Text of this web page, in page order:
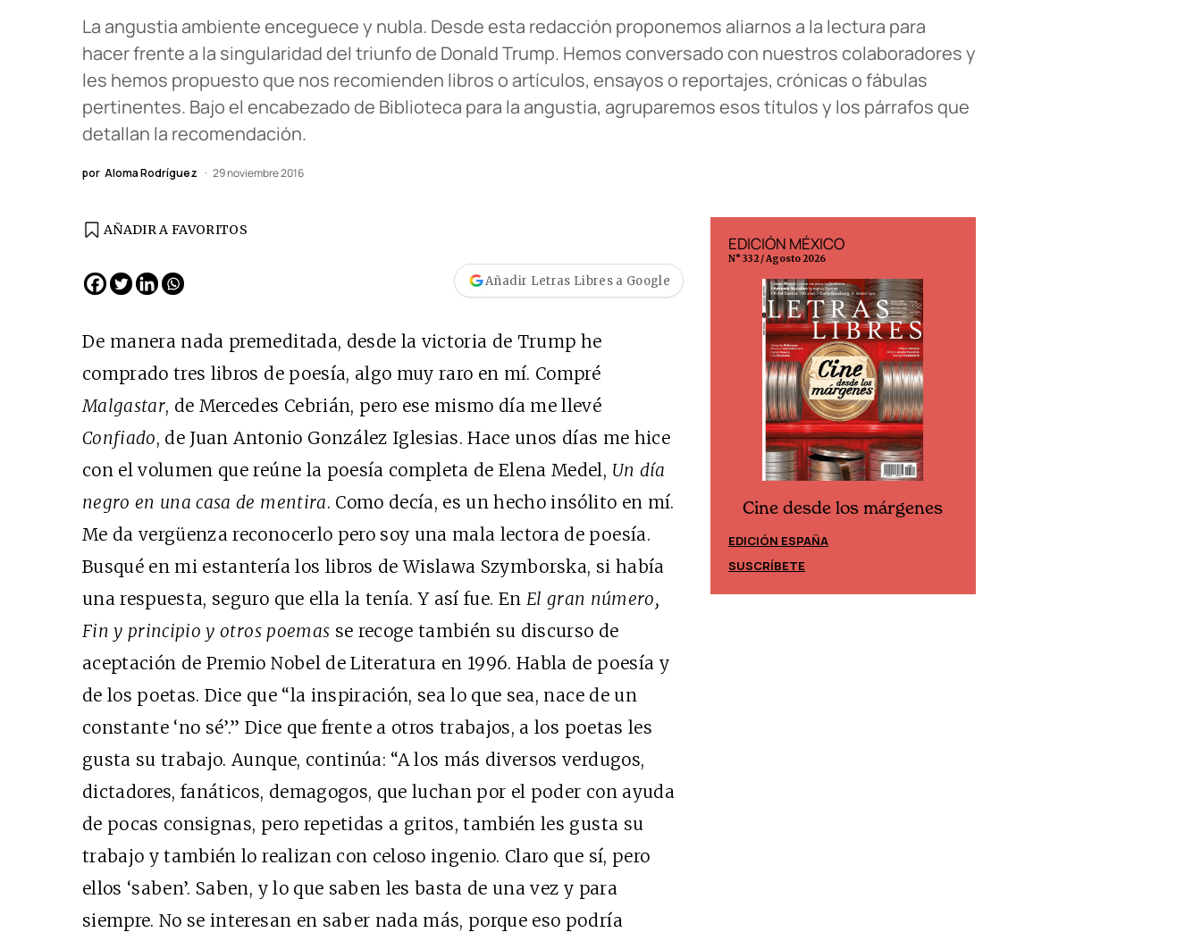
La angustia ambiente enceguece y nubla. Desde esta redacción proponemos aliarnos a la lectura para
hacer frente a la singularidad del triunfo de Donald Trump. Hemos conversado con nuestros colaboradores y
les hemos propuesto que nos recomienden libros o artículos, ensayos o reportajes, crónicas o fábulas
pertinentes. Bajo el encabezado de Biblioteca para la angustia, agruparemos esos títulos y los párrafos que
detallan la recomendación.
por Aloma Rodríguez 29 noviembre 2016
AÑADIR A FAVORITOS
Añadir Letras Libres a Google
De manera nada premeditada, desde la victoria de Trump he
comprado tres libros de poesía, algo muy raro en mí. Compré
Malgastar, de Mercedes Cebrián, pero ese mismo día me llevé
Confiado, de Juan Antonio González Iglesias. Hace unos días me hice
con el volumen que reúne la poesía completa de Elena Medel, Un día
negro en una casa de mentira. Como decía, es un hecho insólito en mí.
Me da vergüenza reconocerlo pero soy una mala lectora de poesía.
Busqué en mi estantería los libros de Wislawa Szymborska, si había
una respuesta, seguro que ella la tenía. Y así fue. En El gran número,
Fin y principio y otros poemas se recoge también su discurso de
aceptación de Premio Nobel de Literatura en 1996. Habla de poesía y
de los poetas. Dice que “la inspiración, sea lo que sea, nace de un
constante ‘no sé’.” Dice que frente a otros trabajos, a los poetas les
gusta su trabajo. Aunque, continúa: “A los más diversos verdugos,
dictadores, fanáticos, demagogos, que luchan por el poder con ayuda
de pocas consignas, pero repetidas a gritos, también les gusta su
trabajo y también lo realizan con celoso ingenio. Claro que sí, pero
ellos ‘saben’. Saben, y lo que saben les basta de una vez y para
siempre. No se interesan en saber nada más, porque eso podría
Cine desde los márgenes
EDICIÓN MÉXICO
SUSCRÍBETE
EDICIÓN MÉXICO
N° 332 / Agosto 2026
Cine desde los márgenes
EDICIÓN ESPAÑA
SUSCRÍBETE